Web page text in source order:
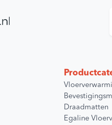
Draadmatten
Egaline